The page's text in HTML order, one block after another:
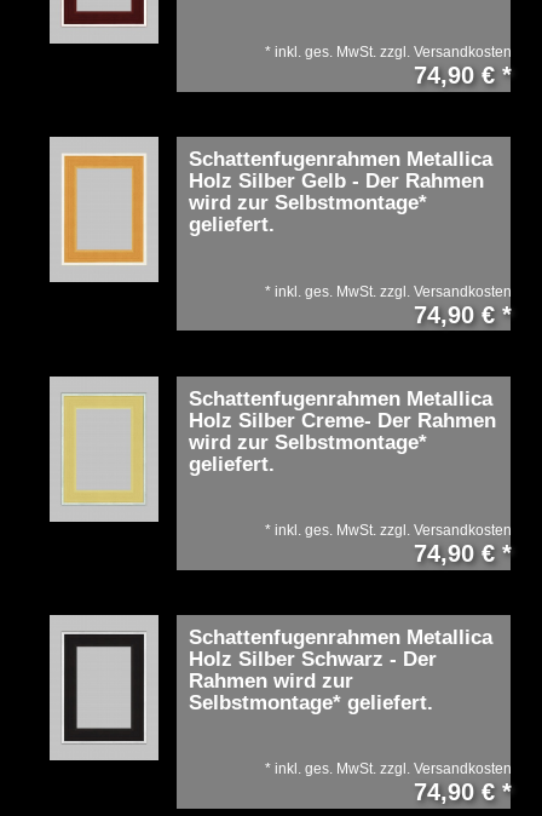
74,90 € *
* inkl. ges. MwSt. zzgl. Versandkosten
Schattenfugenrahmen Metallica
Holz Silber Gelb - Der Rahmen
wird zur Selbstmontage*
geliefert.
74,90 € *
* inkl. ges. MwSt. zzgl. Versandkosten
Schattenfugenrahmen Metallica
Holz Silber Creme- Der Rahmen
wird zur Selbstmontage*
geliefert.
74,90 € *
* inkl. ges. MwSt. zzgl. Versandkosten
Schattenfugenrahmen Metallica
Holz Silber Schwarz - Der
Rahmen wird zur
Selbstmontage* geliefert.
74,90 € *
* inkl. ges. MwSt. zzgl. Versandkosten